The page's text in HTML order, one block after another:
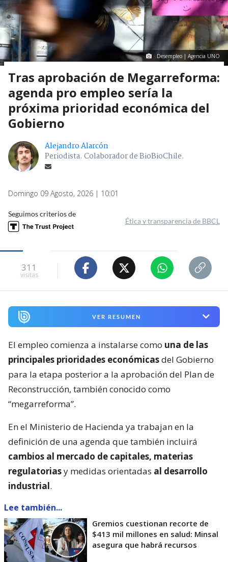
Desempleo | Agencia UNO
Tras aprobación de Megarreforma:
agenda pro empleo sería la
próxima prioridad económica del
Gobierno
Alejandro Alarcón
Periodista. Colaborador de BioBioChile.
Domingo 09 Agosto, 2026 | 10:01
Seguimos criterios de
Ética y transparencia de BBCL
311
visitas
VER RESUMEN
El empleo comienza a instalarse como una de las
principales prioridades económicasdel Gobierno
para la etapa posterior a la aprobación del Plan de
Reconstrucción, también conocido como
“megarreforma”.
En el Ministerio de Hacienda ya trabajan en la
definición de una agenda que también incluirá
cambios al mercado de capitales, materias
regulatoriasy medidas orientadas al desarrollo
industrial.
Lee también...
Gremios cuestionan recorte de
$413 mil millones en salud: Minsal
asegura que habrá recursos